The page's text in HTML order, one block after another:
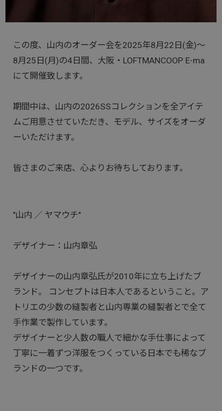
この度、山内のオーダー会を2025年8月22日(金)～
8月25日(月)の4日間、大阪・LOFTMANCOOP E-ma
にて開催致します。
期間中は、山内の2026SSコレクションを全アイテ
ムご用意させていただき、モデル、サイズをオーダ
ーいただけます。
皆さまのご来店、心よりお待ちしております。
"山内 ／ ヤマウチ"
デザイナー：山内章弘
デザイナーの山内章弘氏が2010年に立ち上げたブ
ランド。 コンセプトは日本人であるということ。ア
トリエの少数の縫製者と山内専業の縫製者とで全て
手作業で製作しています。
デザイナーと少人数の職人で細かな手仕事によって
丁寧に一着ずつ洋服をつくっている日本でも稀なブ
ランドの一つです。